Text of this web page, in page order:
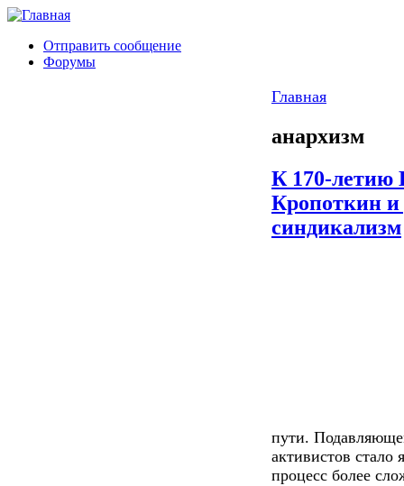
Отправить сообщение
Форумы
Главная
анархизм
К 170-летию
Кропоткин
синдикализм
пути.
активистов стало
процесс более